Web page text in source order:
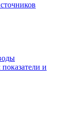
и